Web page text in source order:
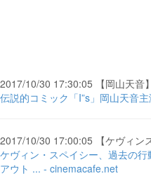
2017/10/30 17:30:05 【岡山天音】
伝説的コミック「I”s」岡山天音
2017/10/30 17:00:05 【ケヴィン
ケヴィン・スペイシー、過去の
アウト ... - cinemacafe.net